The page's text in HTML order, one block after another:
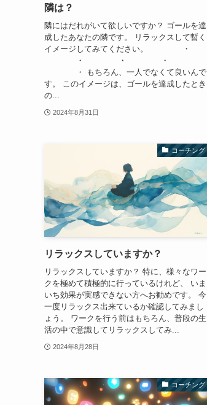
隣は？
隣にはだれがいて欲しいですか？ ゴールを達
成したあなたの隣です。 リラックスして暫く
イメージしてみてください。 ・
・ ・ ・
・ もちろん、一人でなくて良いんで
す。 このイメージは、ゴールを達成したとき
の...
2024年8月31日
コーチング
リラックスしていますか？
リラックスしていますか？ 特に、様々なワー
クを極めて積極的に行っているけれど、 いま
いち効果が実感できない方へお勧めです。 今
一度リラックス出来ているか確認してみまし
ょう。 ワークを行う前はもちろん、普段の生
活の中で意識してリラックスしてみ...
2024年8月28日
コーチング